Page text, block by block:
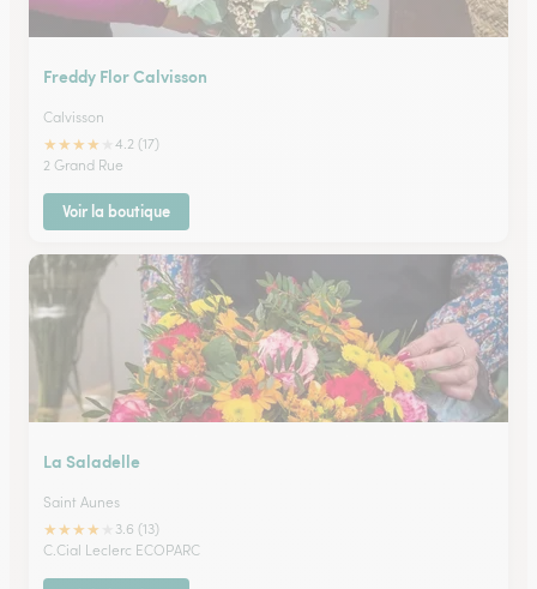
Freddy Flor Calvisson
Calvisson
★★★★
4.2 (17)
2 Grand Rue
Voir la boutique
La Saladelle
Saint Aunes
★★★★
3.6 (13)
C.Cial Leclerc ECOPARC